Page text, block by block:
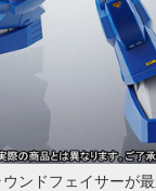
ウンドフェイサーが